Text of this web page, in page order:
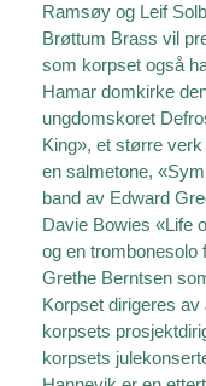
Ramsøy og Leif
Brøttum Brass vil
som korpset også
Hamar domkirke
ungdomskoret
King», et større
en salmetone,
band av Edward
Davie Bowies «Life
og en trombonesolo
Grethe Berntsen
Korpset dirigeres
korpsets
korpsets